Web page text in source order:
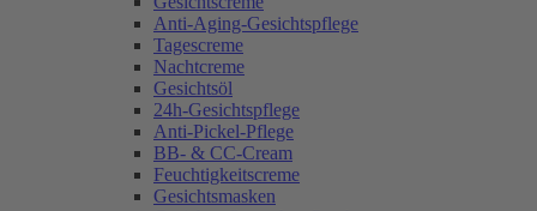
Anti-Aging-Gesichtspflege
Tagescreme
Nachtcreme
Gesichtsöl
24h-Gesichtspflege
Anti-Pickel-Pflege
BB- & CC-Cream
Feuchtigkeitscreme
Gesichtsmasken